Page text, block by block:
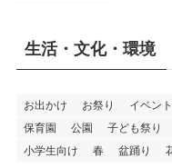
生活・文化・環境
お出かけ お祭り イベント
保育園
公園 子ども祭り
小学生向け
春 盆踊り